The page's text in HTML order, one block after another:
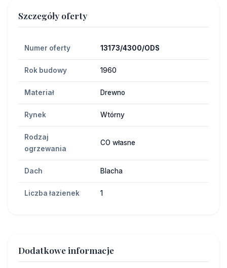
Szczegóły oferty
Numer oferty 13173/4300/ODS
Rok budowy 1960
Materiał Drewno
Rynek Wtórny
Rodzaj
ogrzewania
CO własne
Dach Blacha
Liczba łazienek 1
Dodatkowe informacje